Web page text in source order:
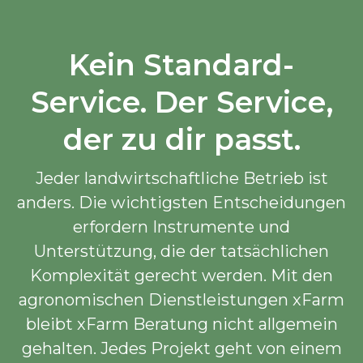
Kein Standard-
Service. Der Service,
der zu dir passt.
Jeder landwirtschaftliche Betrieb ist
anders. Die wichtigsten Entscheidungen
erfordern Instrumente und
Unterstützung, die der tatsächlichen
Komplexität gerecht werden. Mit den
agronomischen Dienstleistungen xFarm
bleibt xFarm Beratung nicht allgemein
gehalten. Jedes Projekt geht von einem